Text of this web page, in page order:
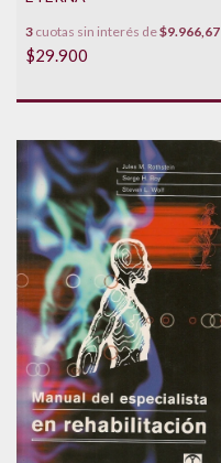
3 cuotas sin interés de$9.966,67
$29.900